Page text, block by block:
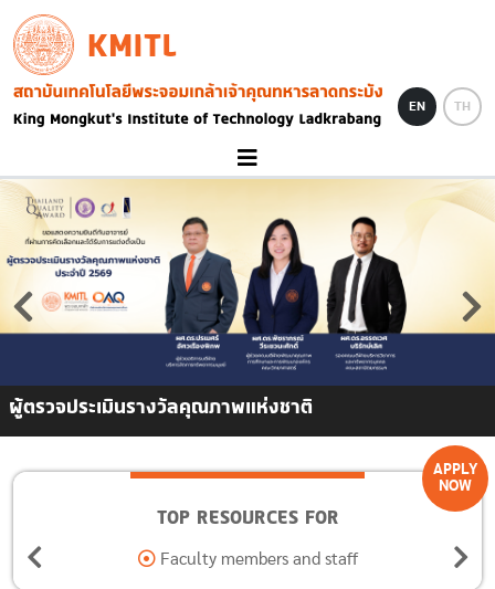
Skip to main content
KMITL
Image
EN TH
ผู้ตรวจประเมินรางวัลคุณภาพแห่งชาติ
APPLY
NOW
TOP RESOURCES FOR
Alumni